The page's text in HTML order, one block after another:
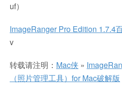
uf）
ImageRanger Pro Edition 1.7.4
v
转载请注明： Mac侠 »
（照片管理工具）for Mac破解版